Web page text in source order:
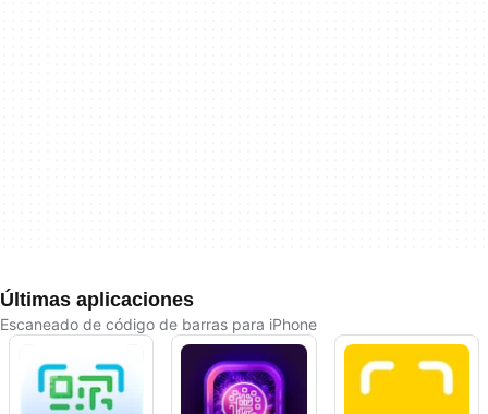
Últimas aplicaciones
Escaneado de código de barras para iPhone